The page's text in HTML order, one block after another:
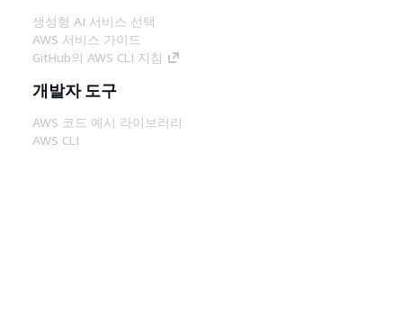
생성형 AI 서비스 선택
AWS 서비스 가이드
GitHub의 AWS CLI 지침
개발자 도구
AWS 코드 예시 라이브러리
AWS CLI